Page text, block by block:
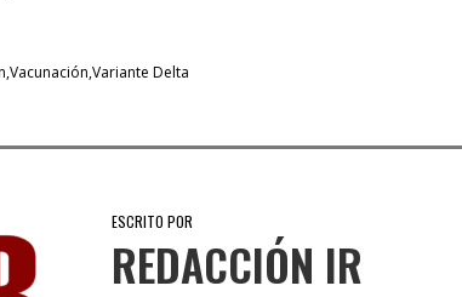
Vacunación Variante Delta
ESCRITO POR
REDACCIÓN IR